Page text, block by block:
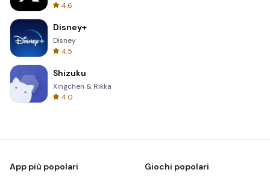
4.6
Disney+
Disney
4.5
Shizuku
Xingchen & Rikka
4.0
App più popolari Giochi popolari